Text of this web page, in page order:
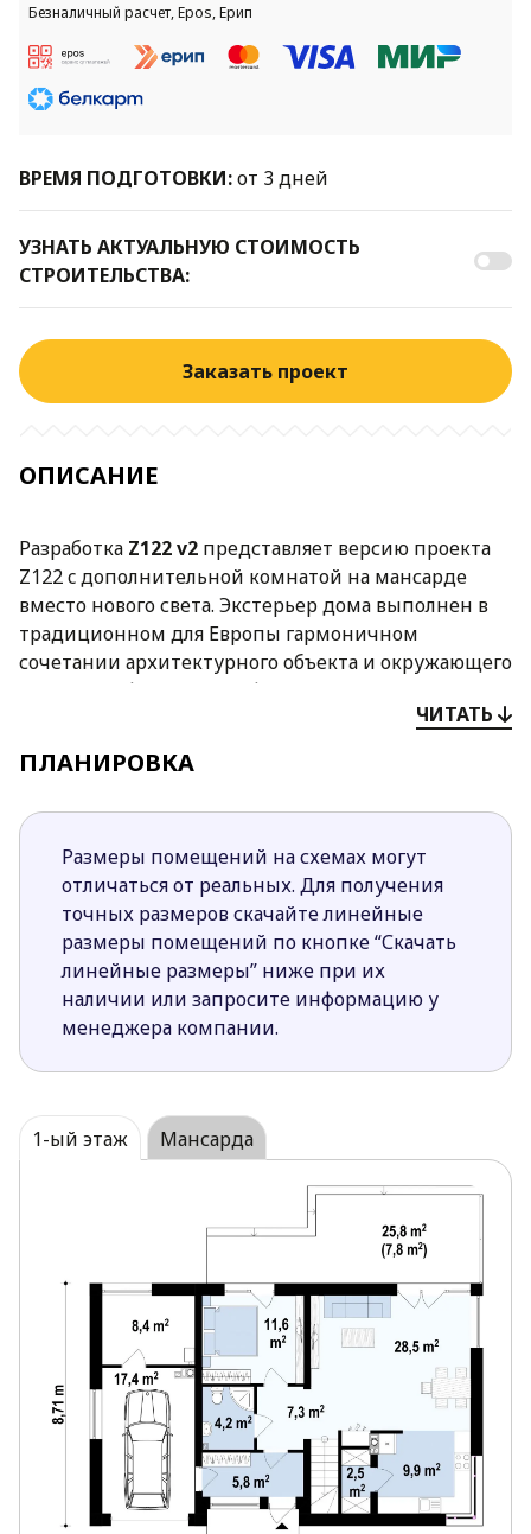
Безналичный расчет, Epos, Ерип
ВРЕМЯ ПОДГОТОВКИ:от 3 дней
УЗНАТЬ АКТУАЛЬНУЮ СТОИМОСТЬ
СТРОИТЕЛЬСТВА:
Заказать проект
ОПИСАНИЕ
Разработка Z122 v2 представляет версию проекта
Z122 c дополнительной комнатой на мансарде
вместо нового света. Экстерьер дома выполнен в
традиционном для Европы гармоничном
сочетании архитектурного объекта и окружающего
его ландшафта. Отделка фасада деревянными
гостиной устроен камин, здесь же располагается
открытая столовая, к которой примыкает
наполовину закрытая кухня. В мансарде
предусмотрены четыре спальни с общей ванной.
Дополнительная комната спроектирована за счёт
отказа от второго света.
ЧИТАТЬ
ПЛАНИРОВКА
Размеры помещений на схемах могут
отличаться от реальных. Для получения
точных размеров скачайте линейные
размеры помещений по кнопке “Скачать
линейные размеры” ниже при их
наличии или запросите информацию у
менеджера компании.
1-ый этаж Мансарда